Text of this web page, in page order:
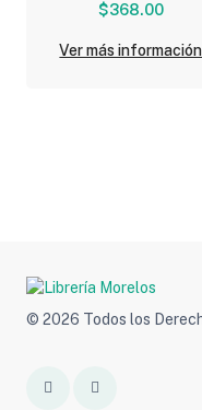
$368.00
Ver más información
© 2026 Todos los